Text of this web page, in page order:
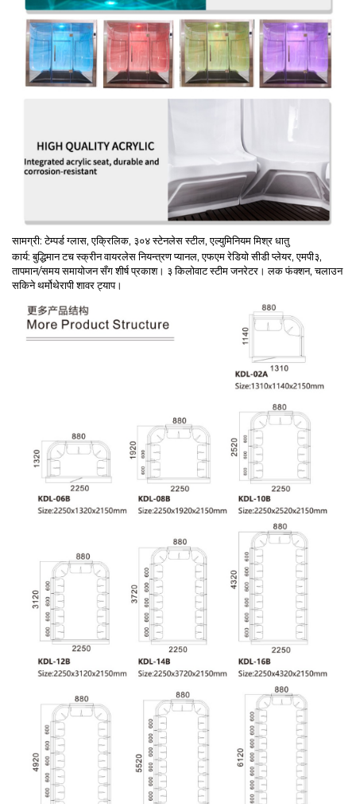
सामग्री: टेम्पर्ड ग्लास, एक्रिलिक, ३०४ स्टेनलेस स्टील, एल्युमिनियम मिश्र धातु
कार्य: बुद्धिमान टच स्क्रीन वायरलेस नियन्त्रण प्यानल, एफएम रेडियो सीडी प्लेयर, एमपी३,
तापमान/समय समायोजन सँग शीर्ष प्रकाश। ३ किलोवाट स्टीम जनरेटर। लक फंक्शन, चलाउन
सकिने थर्मोथेरापी शावर ट्याप।